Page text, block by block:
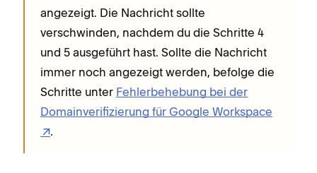
angezeigt. Die Nachricht sollte
verschwinden, nachdem du die Schritte 4
und 5 ausgeführt hast. Sollte die Nachricht
immer noch angezeigt werden, befolge die
Schritte unter Fehlerbehebung bei der
Domainverifizierung für Google Workspace
.